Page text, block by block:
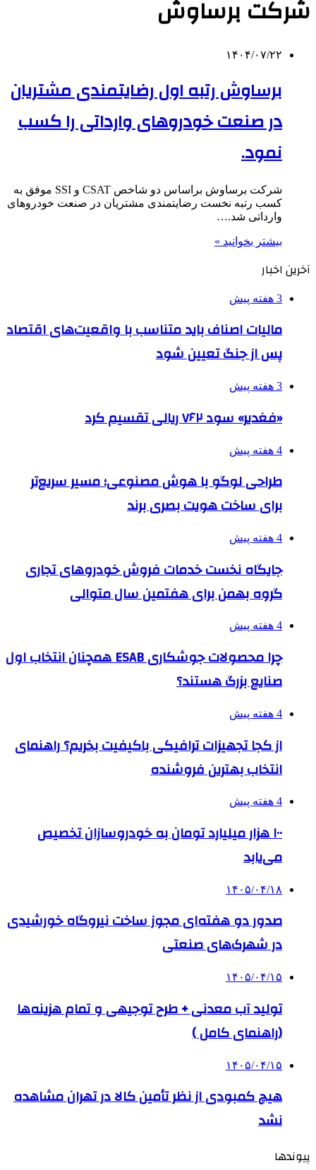
شرکت برساوش
۱۴۰۴/۰۷/۲۲
برساوش رتبه اول رضایتمندی مشتریان
در صنعت خودروهای وارداتی را کسب
نمود.
شرکت برساوش براساس دو شاخص CSAT و SSI موفق به
کسب رتبه نخست رضایتمندی مشتریان در صنعت خودروهای
وارداتی شد.…
بیشتر بخوانید »
آخرین اخبار
3 هفته پیش
مالیات اصناف باید متناسب با واقعیت‌های اقتصاد
پس از جنگ تعیین شود
3 هفته پیش
«فغدیر» سود ۷۶۲ ریالی تقسیم کرد
4 هفته پیش
طراحی لوگو با هوش مصنوعی؛ مسیر سریع‌تر
برای ساخت هویت بصری برند
4 هفته پیش
جایگاه نخست خدمات فروش خودروهای تجاری
گروه بهمن برای هفتمین سال متوالی
4 هفته پیش
چرا محصولات جوشکاری ESAB همچنان انتخاب اول
صنایع بزرگ هستند؟
4 هفته پیش
از کجا تجهیزات ترافیکی باکیفیت بخریم؟ راهنمای
انتخاب بهترین فروشنده
4 هفته پیش
۱۰۰ هزار میلیارد تومان به خودروسازان تخصیص
می‌یابد
۱۴۰۵/۰۴/۱۸
صدور دو هفته‌ای مجوز ساخت نیروگاه خورشیدی
در شهرک‌های صنعتی
۱۴۰۵/۰۴/۱۵
تولید آب معدنی + طرح توجیهی و تمام هزینه‌ها
(راهنمای کامل )
۱۴۰۵/۰۴/۱۵
هیچ کمبودی از نظر تأمین کالا در تهران مشاهده
نشد
پیوندها